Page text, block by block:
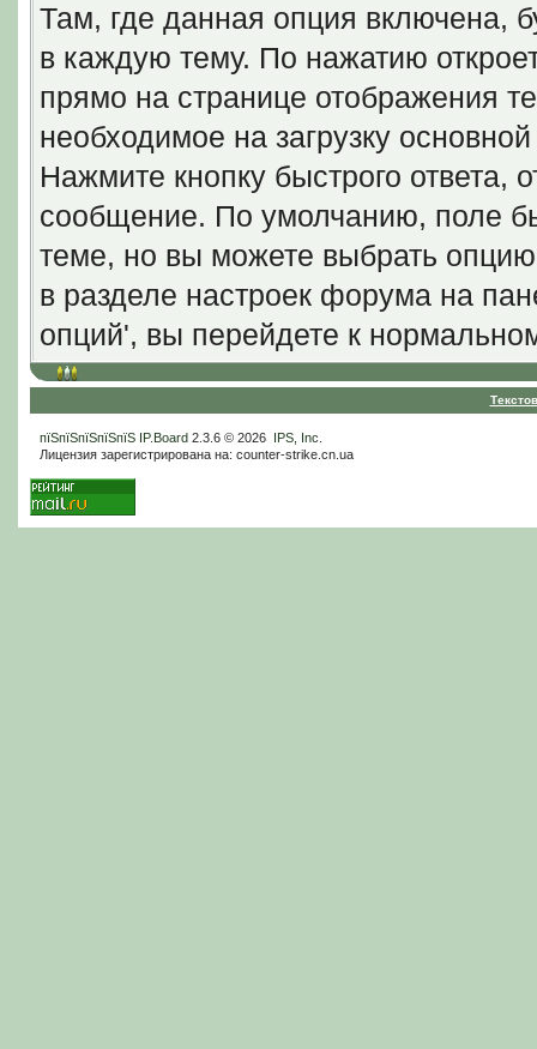
Там, где данная опция включена,
в каждую тему. По нажатию
прямо на странице отображения
необходимое на загрузку
Нажмите кнопку быстрого ответа,
сообщение. По умолчанию, поле
теме, но вы можете выбрать опцию
в разделе настроек форума на
опций', вы перейдете к
пїЅпїЅпїЅпїЅпїЅ IP.Board2.3.6 © 2026 IPS, Inc
Лицензия зарегистрирована на: counter-strike.cn.ua